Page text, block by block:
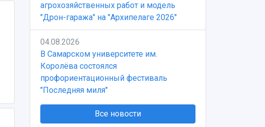
агрохозяйственных работ и модель
"Дрон-гаража" на "Архипелаге 2026"
04.08.2026
В Самарском университете им.
Королёва состоялся
профориентационный фестиваль
"Последняя миля"
Все новости